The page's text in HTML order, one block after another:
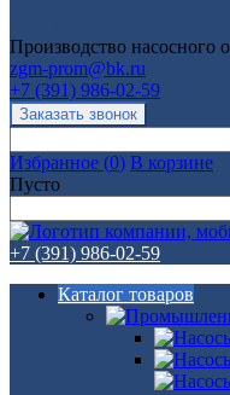
Производство насосного
zgm-prom@bk.ru
+7 (391) 986-02-59
Избранное (0) В корзине
Пусто
+7 (391) 986-02-59
Каталог товаров